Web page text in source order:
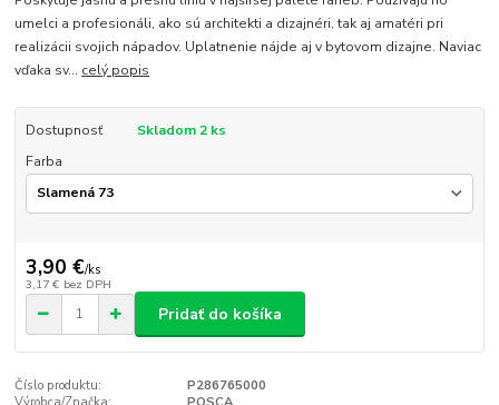
umelci a profesionáli, ako sú architekti a dizajnéri, tak aj amatéri pri
realizácii svojich nápadov. Uplatnenie nájde aj v bytovom dizajne. Naviac
vďaka sv... celý popis
Dostupnosť
Skladom 2 ks
Farba
3,90 €/ks
3,17 € bez DPH
Pridať do košíka
Číslo produktu:
P286765000